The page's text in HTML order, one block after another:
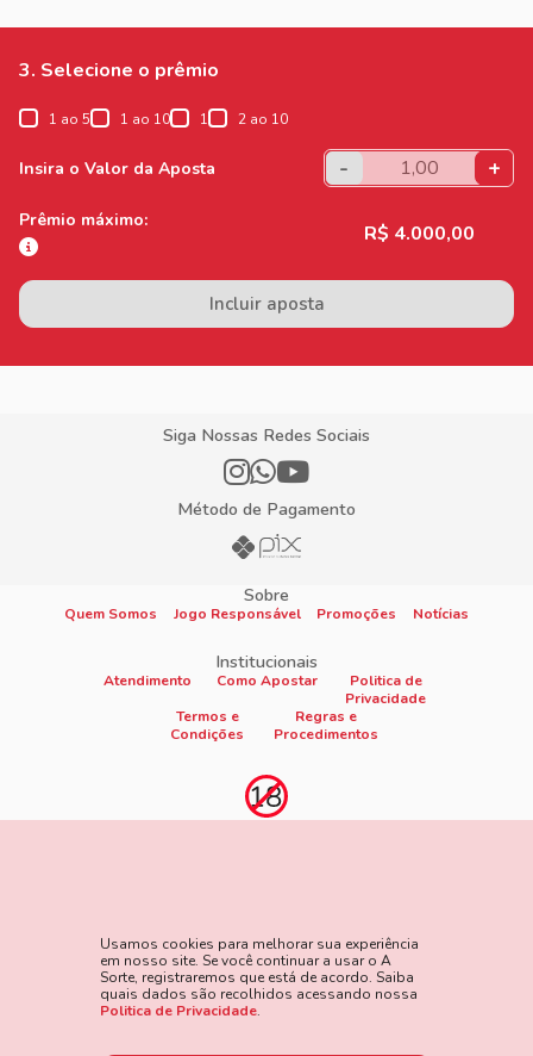
3. Selecione o prêmio
1 ao 5 1 ao 10 1 2 ao 10
Insira o Valor da Aposta - +
Prêmio máximo:
R$ 4.000,00
Incluir aposta
Usamos cookies para melhorar sua experiência
em nosso site. Se você continuar a usar o A
Sorte, registraremos que está de acordo. Saiba
quais dados são recolhidos acessando nossa
Politica de Privacidade.
Siga Nossas Redes Sociais
Método de Pagamento
Sobre
Quem Somos Jogo Responsável Promoções Notícias
Institucionais
Atendimento Como Apostar
Politica de
Privacidade
Termos e
Condições
Regras e
Procedimentos
perdas financeiras e em excesso podem causar riscos à saúde.
Veja nossa página de Jogo Responsável para mais detalhes e
as ferramentas disponíveis. Jogue com responsabilidade:
www.gamblersanonymous.orgAcesse aqui os Termos e
Condições do site.